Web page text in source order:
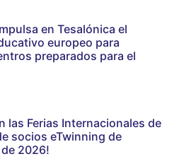
en Tesalónica el
europeo para
preparados para el
las Ferias Internacionales de
socios eTwinning de
2026!